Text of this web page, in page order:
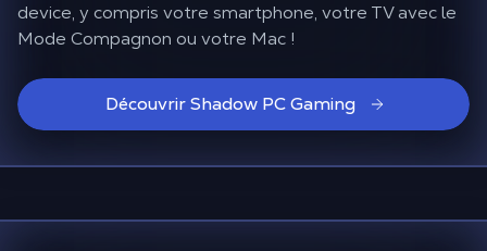
device, y compris votre smartphone, votre TV avec le
Mode Compagnon ou votre Mac !
Découvrir Shadow PC Gaming